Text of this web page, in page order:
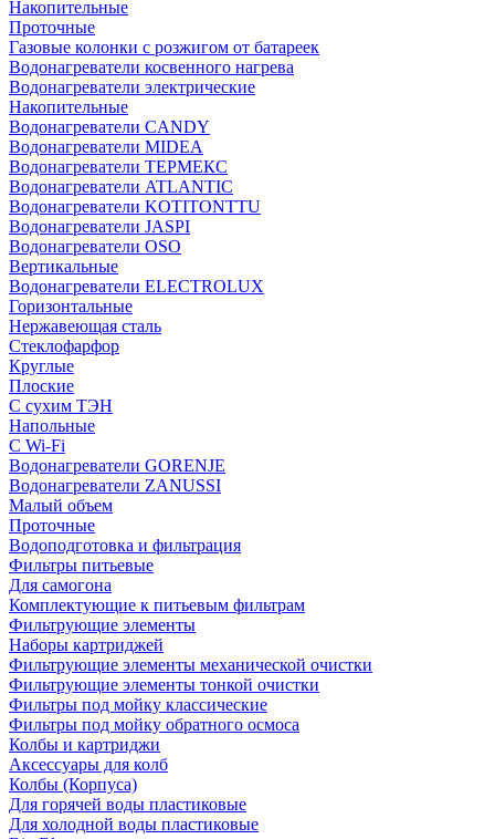
Накопительные
Проточные
Газовые колонки с розжигом от батареек
Водонагреватели косвенного нагрева
Водонагреватели электрические
Накопительные
Водонагреватели CANDY
Водонагреватели MIDEA
Водонагреватели ТЕРМЕКС
Водонагреватели ATLANTIC
Водонагреватели KOTITONTTU
Водонагреватели JASPI
Водонагреватели OSO
Вертикальные
Водонагреватели ELECTROLUX
Горизонтальные
Нержавеющая сталь
Стеклофарфор
Круглые
Плоские
С сухим ТЭН
Напольные
С Wi-Fi
Водонагреватели GORENJE
Водонагреватели ZANUSSI
Малый объем
Проточные
Водоподготовка и фильтрация
Фильтры питьевые
Для самогона
Комплектующие к питьевым фильтрам
Фильтрующие элементы
Наборы картриджей
Фильтрующие элементы механической очистки
Фильтрующие элементы тонкой очистки
Фильтры под мойку классические
Фильтры под мойку обратного осмоса
Колбы и картриджи
Аксессуары для колб
Колбы (Корпуса)
Для горячей воды пластиковые
Для холодной воды пластиковые